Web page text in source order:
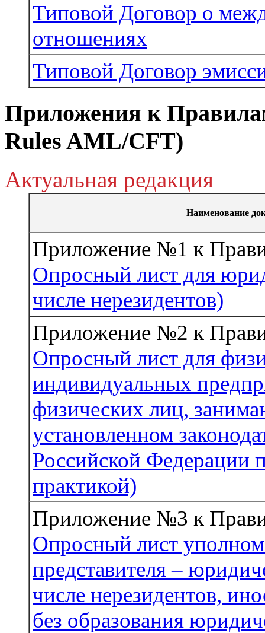
Типовой Договор о
отношениях
Типовой Договор
Приложения к
Rules AML/CFT)
Актуальная редакция
Наименование
Приложение №1 к
Опросный лист для
числе нерезидентов)
Приложение №2 к
Опросный лист для
индивидуальных
физических лиц,
установленном
Российской Федерации
практикой)
Приложение №3 к
Опросный лист
представителя –
числе нерезидентов,
без образования